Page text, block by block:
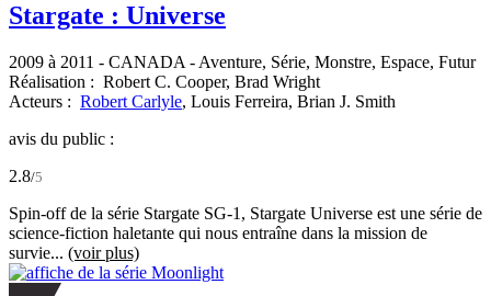
Stargate : Universe
2009 à 2011 - CANADA - Aventure, Série, Monstre, Espace, Futur
Réalisation : Robert C. Cooper, Brad Wright
Acteurs : Robert Carlyle, Louis Ferreira, Brian J. Smith
avis du public :
2.8/5
Spin-off de la série Stargate SG-1, Stargate Universe est une série de
science-fiction haletante qui nous entraîne dans la mission de
survie... (voir plus)